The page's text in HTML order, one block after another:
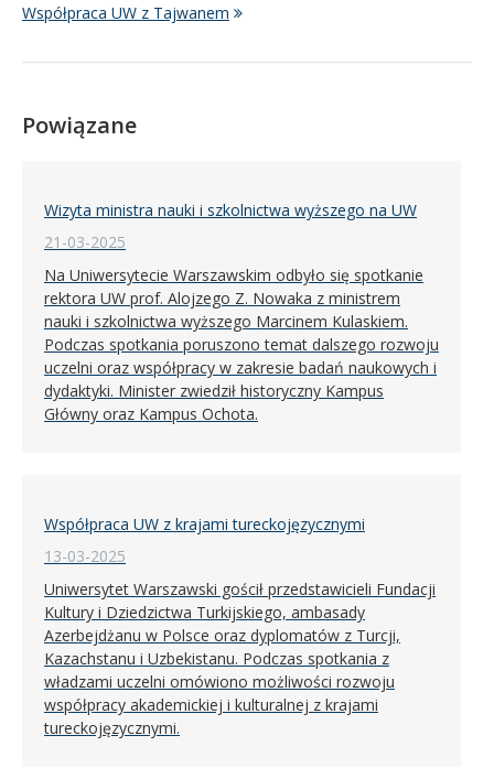
Współpraca UW z Tajwanem
Powiązane
Wizyta ministra nauki i szkolnictwa wyższego na UW
21-03-2025
Na Uniwersytecie Warszawskim odbyło się spotkanie
rektora UW prof. Alojzego Z. Nowaka z ministrem
nauki i szkolnictwa wyższego Marcinem Kulaskiem.
Podczas spotkania poruszono temat dalszego rozwoju
uczelni oraz współpracy w zakresie badań naukowych i
dydaktyki. Minister zwiedził historyczny Kampus
Główny oraz Kampus Ochota.
Współpraca UW z krajami tureckojęzycznymi
13-03-2025
Uniwersytet Warszawski gościł przedstawicieli Fundacji
Kultury i Dziedzictwa Turkijskiego, ambasady
Azerbejdżanu w Polsce oraz dyplomatów z Turcji,
Kazachstanu i Uzbekistanu. Podczas spotkania z
władzami uczelni omówiono możliwości rozwoju
współpracy akademickiej i kulturalnej z krajami
tureckojęzycznymi.